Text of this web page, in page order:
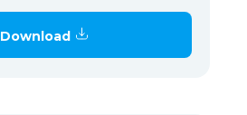
Download